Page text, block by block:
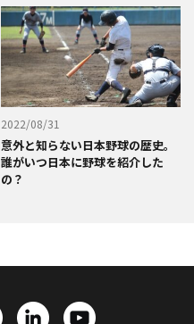
2022/08/31
意外と知らない日本野球の歴史。
誰がいつ日本に野球を紹介した
の？